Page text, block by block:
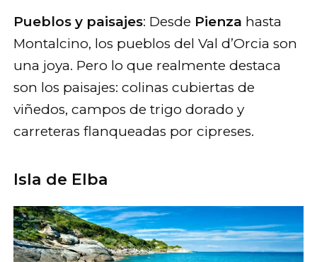
Pueblos y paisajes: Desde Pienza hasta
Montalcino, los pueblos del Val d’Orcia son
una joya. Pero lo que realmente destaca
son los paisajes: colinas cubiertas de
viñedos, campos de trigo dorado y
carreteras flanqueadas por cipreses.
Isla de Elba